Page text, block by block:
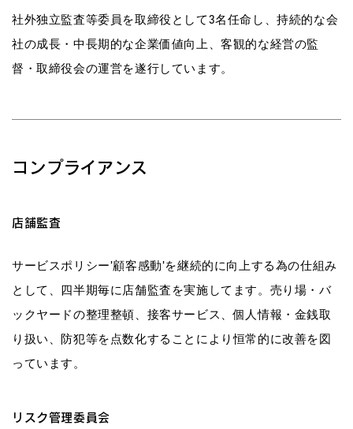
社外独立監査等委員を取締役として3名任命し、持続的な会
社の成長・中長期的な企業価値向上、客観的な経営の監
督・取締役会の運営を遂行しています。
コンプライアンス
店舗監査
サービスポリシー’顧客感動’を継続的に向上する為の仕組み
として、四半期毎に店舗監査を実施してます。売り場・バ
ックヤードの整理整頓、接客サービス、個人情報・金銭取
り扱い、防犯等を点数化することにより恒常的に改善を図
っています。
リスク管理委員会